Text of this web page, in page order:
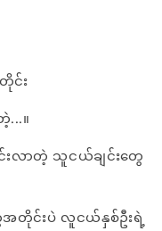
င်း
။
လာတဲ့ သူငယ်ချင်းတွေ
အတိုင်းပဲ လူငယ်နှစ်ဦးရဲ့